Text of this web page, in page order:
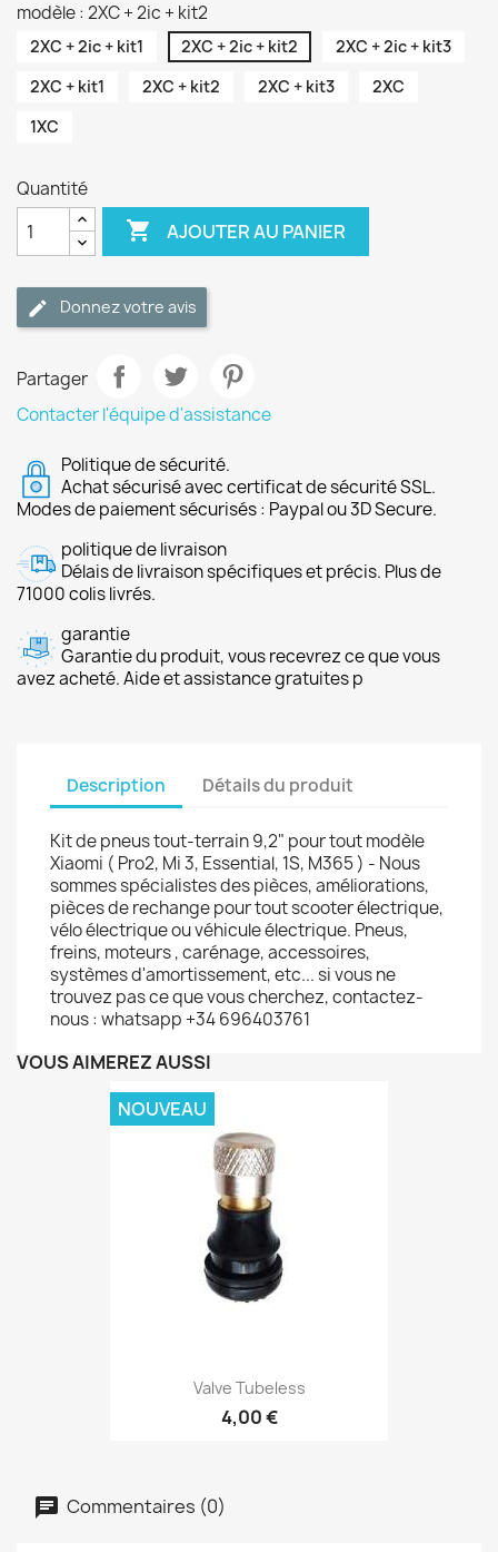
modèle : 2XC + 2ic + kit2
2XC + 2ic + kit1 2XC + 2ic + kit2
2XC + 2ic + kit3
2XC + kit1
2XC + kit2 2XC + kit3
2XC
1XC
Quantité
 AJOUTER AU PANIER
Donnez votre avis
Partager
Contacter l'équipe d'assistance
Politique de sécurité.
Achat sécurisé avec certificat de sécurité SSL.
Modes de paiement sécurisés : Paypal ou 3D Secure.
politique de livraison
Délais de livraison spécifiques et précis. Plus de
71000 colis livrés.
garantie
Garantie du produit, vous recevrez ce que vous
avez acheté. Aide et assistance gratuites p
Description Détails du produit
Kit de pneus tout-terrain 9,2" pour tout modèle
Xiaomi ( Pro2, Mi 3, Essential, 1S, M365 ) - Nous
sommes spécialistes des pièces, améliorations,
pièces de rechange pour tout scooter électrique,
vélo électrique ou véhicule électrique. Pneus,
freins, moteurs , carénage, accessoires,
systèmes d'amortissement, etc... si vous ne
trouvez pas ce que vous cherchez, contactez-
nous : whatsapp +34 696403761
VOUS AIMEREZ AUSSI
Valve Tubeless
4,00 €
NOUVEAU
Commentaires (0)